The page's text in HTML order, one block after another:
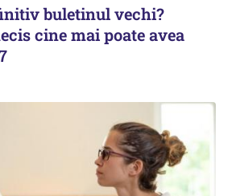
buletinul vechi?
cine mai poate avea